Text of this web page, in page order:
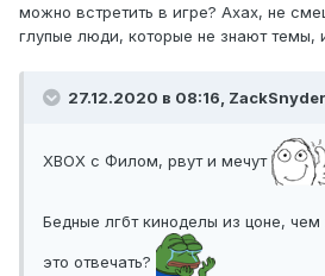
можно встретить в игре? Ахах, не
глупые люди, которые не знают темы,
27.12.2020 в 08:16,
XBOX с Филом, рвут и мечут
Бедные лгбт киноделы из цоне,
это отвечать?